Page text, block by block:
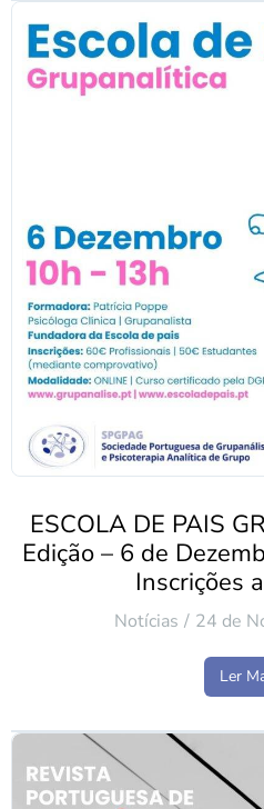
ESCOLA DE PAIS
Edição – 6 de
Inscrições
Notícias 24 de
Ler